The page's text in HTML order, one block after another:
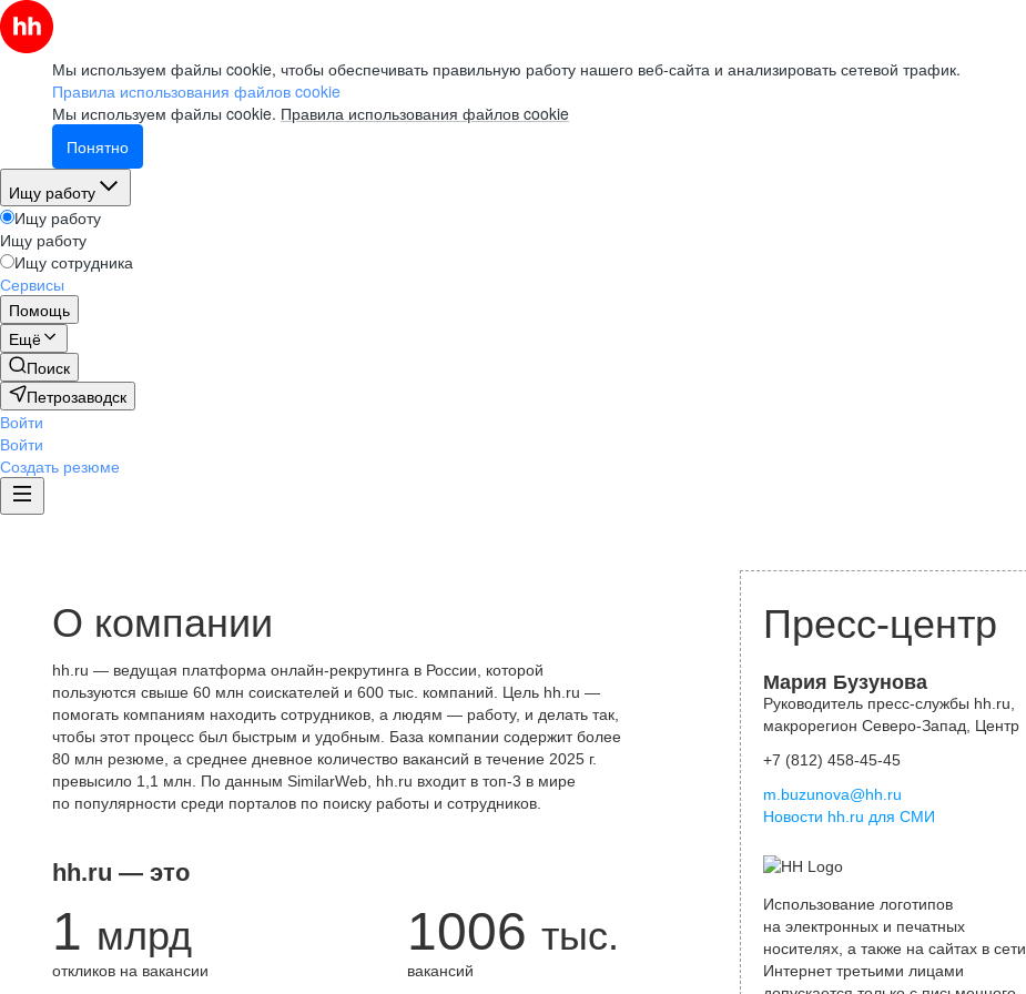
Мы используем файлы cookie, чтобы обеспечивать правильную работу нашего веб-сайта и анализировать сетевой трафик.
Правила использования файлов cookie
Мы используем файлы cookie. Правила использования файлов cookie
Понятно
Ищу работу
Ищу работу
Ищу работу
Ищу сотрудника
Сервисы
Помощь
Ещё
Поиск
Петрозаводск
Войти
Войти
Создать резюме
О компании
hh.ru — ведущая платформа онлайн-рекрутинга в России, которой
пользуются свыше 60 млн соискателей и 600 тыс. компаний. Цель hh.ru —
помогать компаниям находить сотрудников, а людям — работу, и делать так,
чтобы этот процесс был быстрым и удобным. База компании содержит более
80 млн резюме, а среднее дневное количество вакансий в течение 2025 г.
превысило 1,1 млн. По данным SimilarWeb, hh.ru входит в топ-3 в мире
по популярности среди порталов по поиску работы и сотрудников.
hh.ru — это
1 млрд
откликов на вакансии
1006 тыс.
вакансий
Пресс-центр
Мария Бузунова
Руководитель пресс-службы hh.ru,
макрорегион Северо-Запад, Центр
+7 (812) 458-45-45
m.buzunova@hh.ru
Новости hh.ru для СМИ
Использование логотипов
на электронных и печатных
носителях, а также на сайтах в сети
Интернет третьими лицами